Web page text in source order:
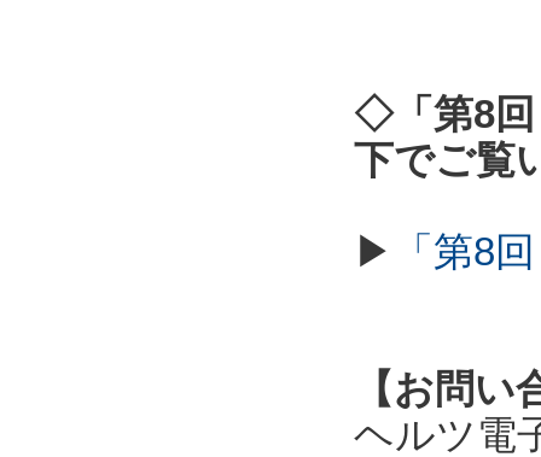
◇「第8回
下でご覧
▶ 「第8
【お問い
ヘルツ電